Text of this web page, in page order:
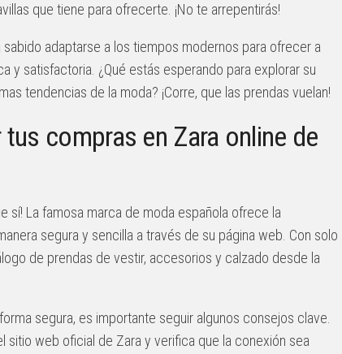
que tiene para ofrecerte. ¡No te arrepentirás!
sabido adaptarse a los tiempos modernos para ofrecer a
y satisfactoria. ¿Qué estás esperando para explorar su
tendencias de la moda? ¡Corre, que las prendas vuelan!
compras en Zara online de
sí! La famosa marca de moda española ofrece la
segura y sencilla a través de su página web. Con solo
de prendas de vestir, accesorios y calzado desde la
segura, es importante seguir algunos consejos clave.
sitio web oficial de Zara y verifica que la conexión sea